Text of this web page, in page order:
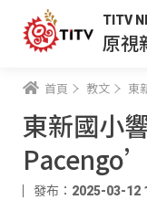
TITV
原視
首頁 教文 東
東新國小
發布：2025-03-12